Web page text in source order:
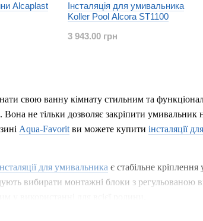
свою ванну кімнату стильним та
. Вона не тільки дозволяє закріпити умивальник
Aqua-Favorit ви можете купити інсталяції
для умивальника є стабільне
вибирати монтажні блоки з
Alcaplast
Інсталяція для умивальника
Koller Pool Alcora ST1100
3 943.00 грн